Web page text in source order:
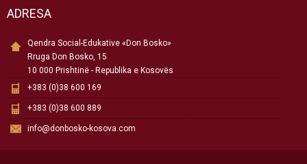
ADRESA
Qendra Social-Edukative «Don Bosko»
Rruga Don Bosko, 15
10 000 Prishtinë - Republika e Kosovës
+383 (0)38 600 169
+383 (0)38 600 889
info@donbosko-kosova.com